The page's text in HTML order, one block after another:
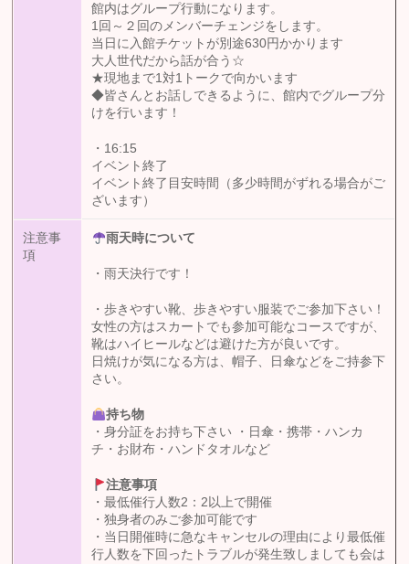
館内はグループ行動になります。
1回～２回のメンバーチェンジをします。
当日に入館チケットが別途630円かかります
大人世代だから話が合う☆
★現地まで1対1トークで向かいます
◆皆さんとお話しできるように、館内でグループ分
けを行います！
・16:15
イベント終了
イベント終了目安時間（多少時間がずれる場合がご
ざいます）
注意事
項
雨天時について
・雨天決行です！
・歩きやすい靴、歩きやすい服装でご参加下さい！
女性の方はスカートでも参加可能なコースですが、
靴はハイヒールなどは避けた方が良いです。
日焼けが気になる方は、帽子、日傘などをご持参下
さい。
持ち物
・身分証をお持ち下さい ・日傘・携帯・ハンカ
チ・お財布・ハンドタオルなど
注意事項
・最低催行人数2：2以上で開催
・独身者のみご参加可能です
・当日開催時に急なキャンセルの理由により最低催
行人数を下回ったトラブルが発生致しましても会は